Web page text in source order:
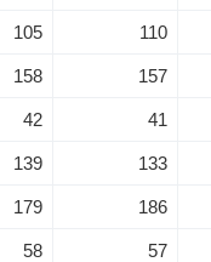
105 110
158 157
42 41
139 133
179 186
58 57